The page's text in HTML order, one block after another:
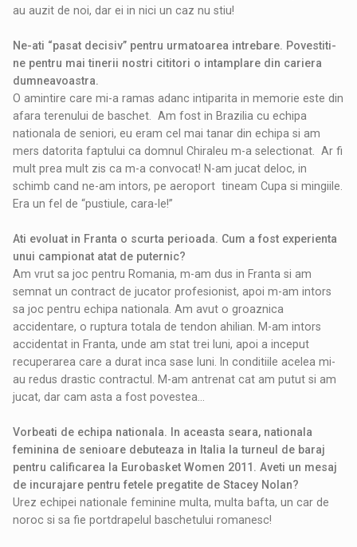
au auzit de noi, dar ei in nici un caz nu stiu!
Ne-ati “pasat decisiv” pentru urmatoarea intrebare. Povestiti-
ne pentru mai tinerii nostri cititori o intamplare din cariera
dumneavoastra.
O amintire care mi-a ramas adanc intiparita in memorie este din
afara terenului de baschet. Am fost in Brazilia cu echipa
nationala de seniori, eu eram cel mai tanar din echipa si am
mers datorita faptului ca domnul Chiraleu m-a selectionat. Ar fi
mult prea mult zis ca m-a convocat! N-am jucat deloc, in
schimb cand ne-am intors, pe aeroport tineam Cupa si mingiile.
Era un fel de “pustiule, cara-le!”
Ati evoluat in Franta o scurta perioada. Cum a fost experienta
unui campionat atat de puternic?
Am vrut sa joc pentru Romania, m-am dus in Franta si am
semnat un contract de jucator profesionist, apoi m-am intors
sa joc pentru echipa nationala. Am avut o groaznica
accidentare, o ruptura totala de tendon ahilian. M-am intors
accidentat in Franta, unde am stat trei luni, apoi a inceput
recuperarea care a durat inca sase luni. In conditiile acelea mi-
au redus drastic contractul. M-am antrenat cat am putut si am
jucat, dar cam asta a fost povestea...
Vorbeati de echipa nationala. In aceasta seara, nationala
feminina de senioare debuteaza in Italia la turneul de baraj
pentru calificarea la Eurobasket Women 2011. Aveti un mesaj
de incurajare pentru fetele pregatite de Stacey Nolan?
Urez echipei nationale feminine multa, multa bafta, un car de
noroc si sa fie portdrapelul baschetului romanesc!